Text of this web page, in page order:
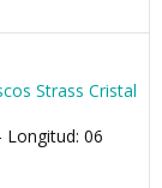
Strass Cristal
Longitud: 06